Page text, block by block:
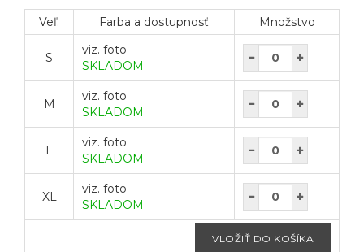
Veľ. Farba a dostupnosť Množstvo
S
viz. foto
SKLADOM
M
viz. foto
SKLADOM
L
viz. foto
SKLADOM
XL
viz. foto
SKLADOM